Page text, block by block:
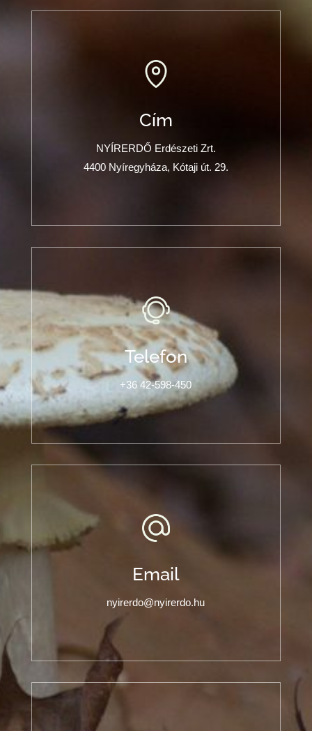
Cím
NYÍRERDŐ Erdészeti Zrt.
4400 Nyíregyháza, Kótaji út. 29.
Telefon
+36 42-598-450
Email
nyirerdo@nyirerdo.hu